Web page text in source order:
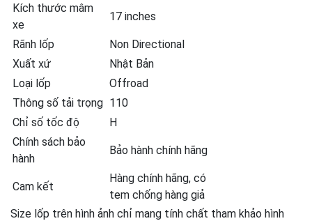
Kích thước mâm
xe
17 inches
Rãnh lốp
Non Directional
Xuất xứ
Nhật Bản
Loại lốp
Offroad
Thông số tải trọng 110
Chỉ số tốc độ
H
Chính sách bảo
hành
Bảo hành chính hãng
Cam kết
Hàng chính hãng, có
tem chống hàng giả
Size lốp trên hình ảnh chỉ mang tính chất tham khảo hình